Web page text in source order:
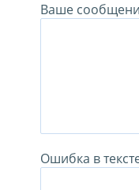
Ваше
Ошибка в